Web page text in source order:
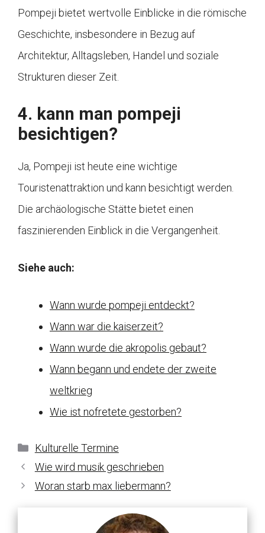
Pompeji bietet wertvolle Einblicke in die römische
Geschichte, insbesondere in Bezug auf
Architektur, Alltagsleben, Handel und soziale
Strukturen dieser Zeit.
4. kann man pompeji
besichtigen?
Ja, Pompeji ist heute eine wichtige
Touristenattraktion und kann besichtigt werden.
Die archäologische Stätte bietet einen
faszinierenden Einblick in die Vergangenheit.
Siehe auch:
Wann wurde pompeji entdeckt?
Wann war die kaiserzeit?
Wann wurde die akropolis gebaut?
Wann begann und endete der zweite
weltkrieg
Wie ist nofretete gestorben?
Kategorien
Kulturelle Termine
Wie wird musik geschrieben
Woran starb max liebermann?